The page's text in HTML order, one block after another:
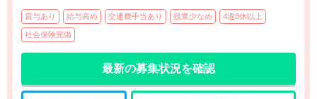
賞与あり 給与高め 交通費手当あり 残業少なめ 4週8休以上
社会保険完備
最新の募集状況を確認